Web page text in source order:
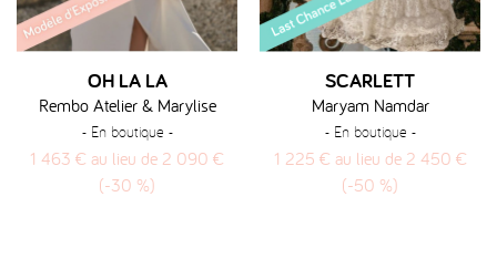
OH LA LA
Rembo Atelier & Marylise
- En boutique -
1 463 € au lieu de 2 090 €
(-30 %)
SCARLETT
Maryam Namdar
- En boutique -
1 225 € au lieu de 2 450 €
(-50 %)